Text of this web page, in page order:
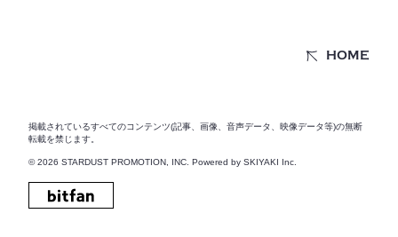
HOME
掲載されているすべてのコンテンツ(記事、画像、音声データ、映像データ等)の無断
転載を禁じます。
© 2026 STARDUST PROMOTION, INC. Powered by SKIYAKI Inc.